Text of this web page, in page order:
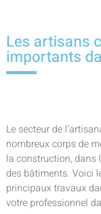
Les artisans
importants
Le secteur de
nombreux corps de
la construction, dans
des bâtiments. Voici
principaux travaux
votre professionnel